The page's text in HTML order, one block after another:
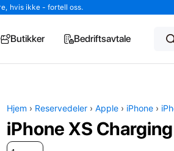
hvis ikke - fortell oss.
Butikker Bedriftsavtale
Hjem › Reservedeler › Apple › iPhone ›
iPhone XS